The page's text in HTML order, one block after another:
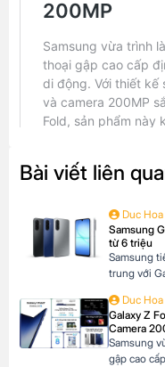
Bài viết liên
Duc Hoa
Samsung
từ 6 triệu
Samsung
trung với
cuối năm
bán lẻ tại
camera,
Duc Hoa
Galaxy Z
Camera
Samsung
gập cao